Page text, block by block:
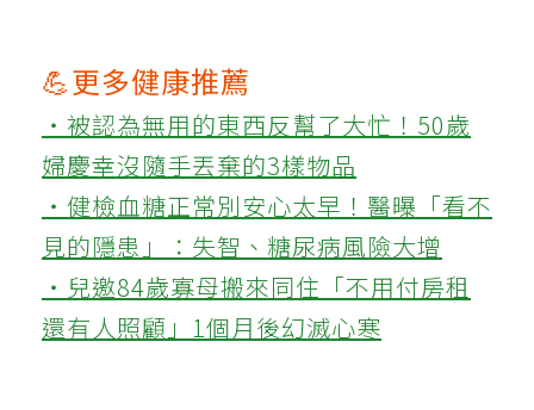
💪更多健康推薦
‧被認為無用的東西反幫了大忙！50歲
婦慶幸沒隨手丟棄的3樣物品
‧健檢血糖正常別安心太早！醫曝「看不
見的隱患」：失智、糖尿病風險大增
‧兒邀84歲寡母搬來同住「不用付房租
還有人照顧」1個月後幻滅心寒